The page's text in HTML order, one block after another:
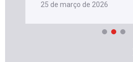
25 de março de 2026